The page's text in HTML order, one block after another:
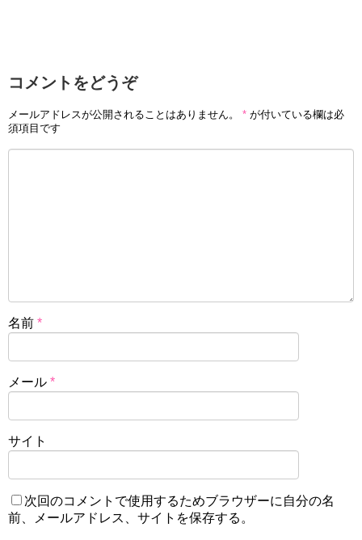
コメントをどうぞ
メールアドレスが公開されることはありません。 * が付いている欄は必
須項目です
名前 *
メール *
サイト
次回のコメントで使用するためブラウザーに自分の名
前、メールアドレス、サイトを保存する。